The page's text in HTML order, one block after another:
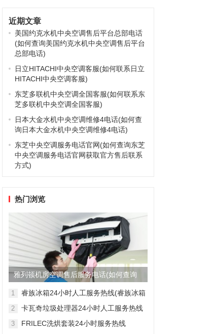
近期文章
美国约克水机中央空调售后平台总部电话
(如何查询美国约克水机中央空调售后平台
总部电话)
日立HITACHI中央空调客服(如何联系日立
HITACHI中央空调客服)
东芝多联机中央空调全国客服(如何联系东
芝多联机中央空调全国客服)
日本大金水机中央空调维修4电话(如何查
询日本大金水机中央空调维修4电话)
东芝中央空调服务电话官网(如何查询东芝
中央空调服务电话官网获取官方售后联系
方式)
热门浏览
雅列顿机房空调售后服务电话(如何查询
雅列顿机房空调售后服务电...
1
睿族冰箱24小时人工服务热线(睿族冰箱
2
卡瓦奇垃圾处理器24小时人工服务热线
是多少？)
3
FRILEC洗烘套装24小时服务热线